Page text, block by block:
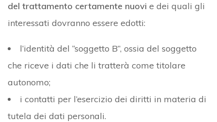
del trattamento certamente nuovi e dei quali gli
interessati dovranno essere edotti:
l’identità del “soggetto B”, ossia del soggetto
che riceve i dati che li tratterà come titolare
autonomo;
i contatti per l’esercizio dei diritti in materia di
tutela dei dati personali.